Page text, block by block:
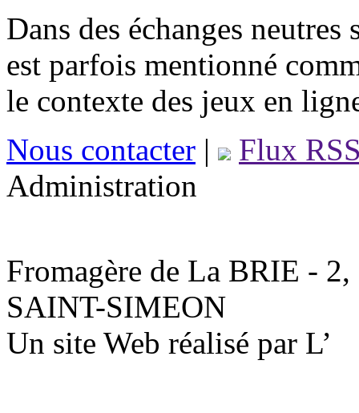
Dans des échanges
est parfois mentionné
le contexte des jeux en
Nous contacter |
Flux
Administration
Fromagère de La BRIE -
SAINT-SIMEON
Un site Web réalisé par L’